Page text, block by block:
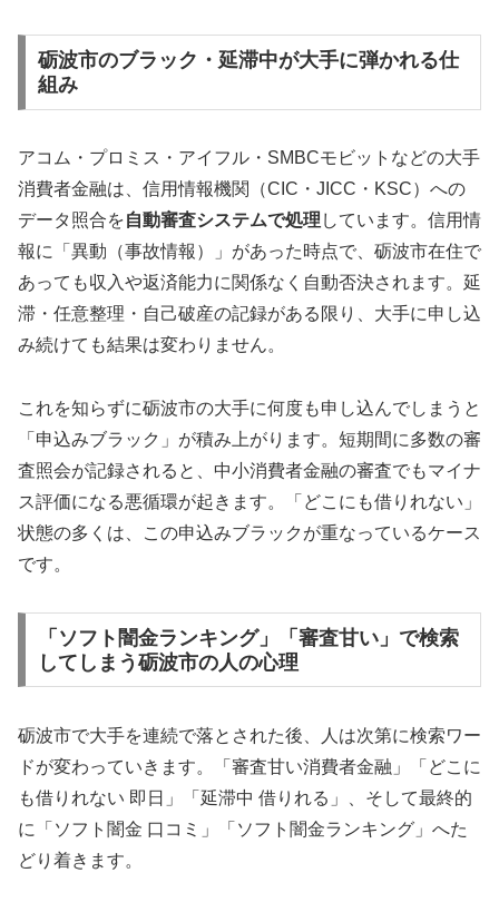
砺波市のブラック・延滞中が大手に弾かれる仕
組み
アコム・プロミス・アイフル・SMBCモビットなどの大手
消費者金融は、信用情報機関（CIC・JICC・KSC）への
データ照合を自動審査システムで処理 しています。信用情
報に「異動（事故情報）」があった時点で、砺波市在住で
あっても収入や返済能力に関係なく自動否決されます。延
滞・任意整理・自己破産の記録がある限り、大手に申し込
み続けても結果は変わりません。
これを知らずに砺波市の大手に何度も申し込んでしまうと
「申込みブラック」が積み上がります。短期間に多数の審
査照会が記録されると、中小消費者金融の審査でもマイナ
ス評価になる悪循環が起きます。「どこにも借りれない」
状態の多くは、この申込みブラックが重なっているケース
です。
「ソフト闇金ランキング」「審査甘い」で検索
してしまう砺波市の人の心理
砺波市で大手を連続で落とされた後、人は次第に検索ワー
ドが変わっていきます。「審査甘い消費者金融」「どこに
も借りれない 即日」「延滞中 借りれる」、そして最終的
に「ソフト闇金 口コミ」「ソフト闇金ランキング」へた
どり着きます。